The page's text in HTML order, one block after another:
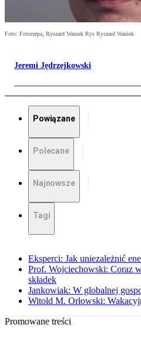
Foto: Fotorzepa, Ryszard Waniek Rys Ryszard Waniek
Jeremi Jędrzejkowski
Powiązane
Polecane
Najnowsze
Tagi
Eksperci: Jak uniezależnić
Prof. Wojciechowski: Coraz
składek
Jankowiak: W globalnej
Witold M. Orłowski:
Promowane treści